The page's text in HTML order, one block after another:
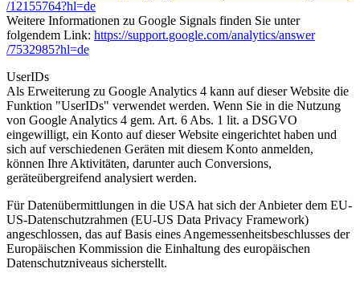
/12155764?hl=de
Weitere Informationen zu Google Signals finden Sie unter
folgendem Link: https://support.google.com/analytics/answer
/7532985?hl=de
UserIDs
Als Erweiterung zu Google Analytics 4 kann auf dieser Website die
Funktion "UserIDs" verwendet werden. Wenn Sie in die Nutzung
von Google Analytics 4 gem. Art. 6 Abs. 1 lit. a DSGVO
eingewilligt, ein Konto auf dieser Website eingerichtet haben und
sich auf verschiedenen Geräten mit diesem Konto anmelden,
können Ihre Aktivitäten, darunter auch Conversions,
geräteübergreifend analysiert werden.
Für Datenübermittlungen in die USA hat sich der Anbieter dem EU-
US-Datenschutzrahmen (EU-US Data Privacy Framework)
angeschlossen, das auf Basis eines Angemessenheitsbeschlusses der
Europäischen Kommission die Einhaltung des europäischen
Datenschutzniveaus sicherstellt.